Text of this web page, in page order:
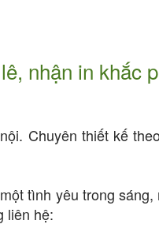
nhận in khắc
Chuyên thiết kế
tình yêu trong
liên hệ: